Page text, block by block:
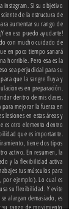
Instagram. Si su objetivo
de la estructura de
aumentar su rango de
en eso puedo ayudarte!
con mucho cuidado de
en poco tiempo sanará
horrible. Pero esa es la
sea perjudicial para su
que la sangre fluya y
en preparación.
dentro de mis clases,
mejorar la fuerza en
lesiones en estas áreas y
es otro elemento dentro
que es importante.
tiene dos tipos
activo. En resumen, la
y la flexibilidad activa
tus músculos para
ejemplo). Lo cual es
su flexibilidad. Y evite
alargan demasiado, es
su rango de movimiento